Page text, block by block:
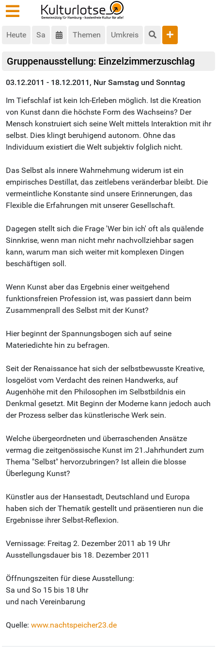
Heute Sa Themen Umkreis
Gruppenausstellung: Einzelzimmerzuschlag
03.12.2011 - 18.12.2011, Nur Samstag und Sonntag
Im Tiefschlaf ist kein Ich-Erleben möglich. Ist die Kreation
von Kunst dann die höchste Form des Wachseins? Der
Mensch konstruiert sich seine Welt mittels Interaktion mit ihr
selbst. Dies klingt beruhigend autonom. Ohne das
Individuum existiert die Welt subjektiv folglich nicht.
Das Selbst als innere Wahrnehmung widerum ist ein
empirisches Destillat, das zeitlebens veränderbar bleibt. Die
vermeintliche Konstante sind unsere Erinnerungen, das
Flexible die Erfahrungen mit unserer Gesellschaft.
Dagegen stellt sich die Frage 'Wer bin ich' oft als quälende
Sinnkrise, wenn man nicht mehr nachvollziehbar sagen
kann, warum man sich weiter mit komplexen Dingen
beschäftigen soll.
Wenn Kunst aber das Ergebnis einer weitgehend
funktionsfreien Profession ist, was passiert dann beim
Zusammenprall des Selbst mit der Kunst?
Hier beginnt der Spannungsbogen sich auf seine
Materiedichte hin zu befragen.
Seit der Renaissance hat sich der selbstbewusste Kreative,
losgelöst vom Verdacht des reinen Handwerks, auf
Augenhöhe mit den Philosophen im Selbstbildnis ein
Denkmal gesetzt. Mit Beginn der Moderne kann jedoch auch
der Prozess selber das künstlerische Werk sein.
Welche übergeordneten und überraschenden Ansätze
vermag die zeitgenössische Kunst im 21.Jahrhundert zum
Thema "Selbst" hervorzubringen? Ist allein die blosse
Überlegung Kunst?
Künstler aus der Hansestadt, Deutschland und Europa
haben sich der Thematik gestellt und präsentieren nun die
Ergebnisse ihrer Selbst-Reflexion.
Vernissage: Freitag 2. Dezember 2011 ab 19 Uhr
Ausstellungsdauer bis 18. Dezember 2011
Öffnungszeiten für diese Ausstellung:
Sa und So 15 bis 18 Uhr
und nach Vereinbarung
Quelle: www.nachtspeicher23.de